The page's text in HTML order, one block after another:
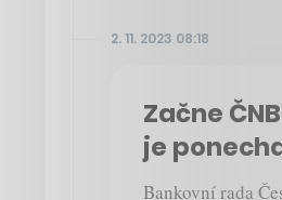
2. 11. 2023 08:18
Začne
je
Bankovní rada